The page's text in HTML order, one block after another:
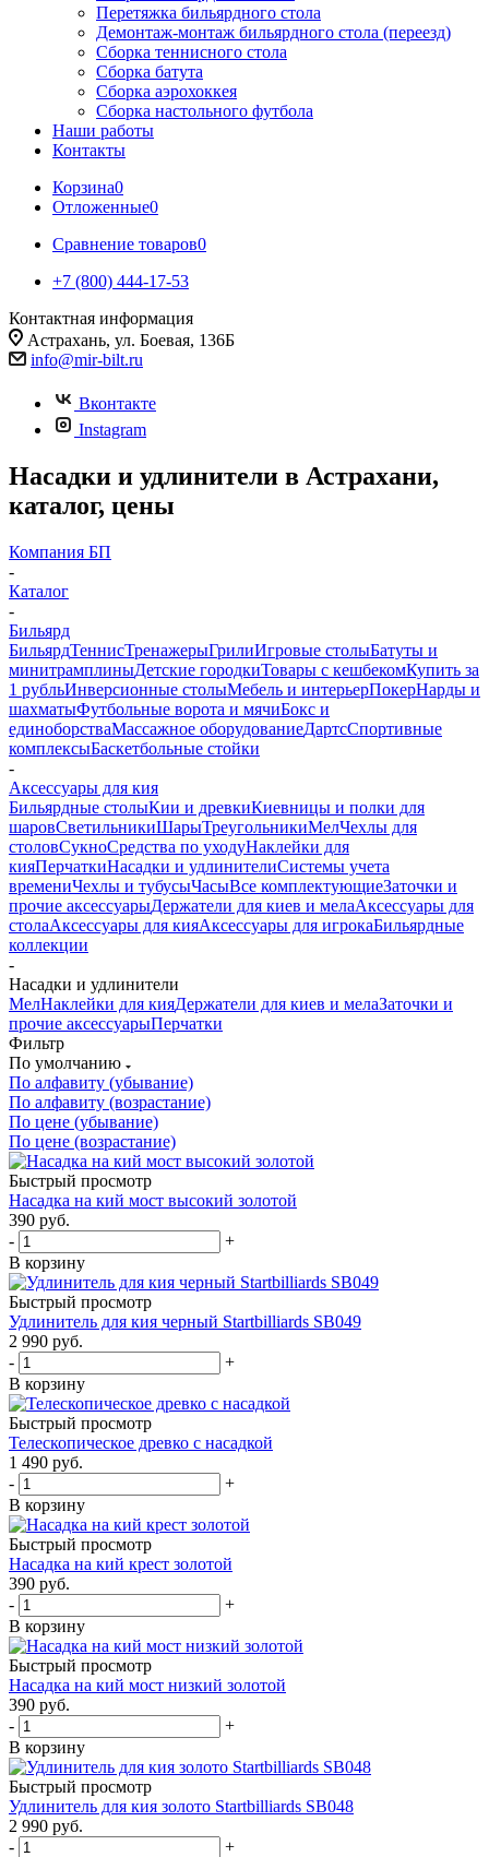
Перетяжка бильярдного стола
Демонтаж-монтаж бильярдного стола (переезд)
Сборка теннисного стола
Сборка батута
Сборка аэрохоккея
Сборка настольного футбола
Наши работы
Контакты
Корзина0
Отложенные0
Сравнение товаров0
+7 (800) 444-17-53
Контактная информация
Астрахань, ул. Боевая, 136Б
info@mir-bilt.ru
Вконтакте
Instagram
Насадки и удлинители в Астрахани,
каталог, цены
Компания БП
-
Каталог
-
Бильярд
БильярдТеннисТренажерыГрилиИгровые столыБатуты и
минитрамплиныДетские городкиТовары с кешбекомКупить за
1 рубльИнверсионные столыМебель и интерьерПокерНарды и
шахматыФутбольные ворота и мячиБокс и
единоборстваМассажное оборудованиеДартсСпортивные
комплексыБаскетбольные стойки
-
Аксессуары для кия
Бильярдные столыКии и древкиКиевницы и полки для
шаровСветильникиШарыТреугольникиМелЧехлы для
столовСукноСредства по уходуНаклейки для
кияПерчаткиНасадки и удлинителиСистемы учета
времениЧехлы и тубусыЧасыВсе комплектующиеЗаточки и
прочие аксессуарыДержатели для киев и мелаАксессуары для
столаАксессуары для кияАксессуары для игрокаБильярдные
коллекции
-
Насадки и удлинители
МелНаклейки для кияДержатели для киев и мелаЗаточки и
прочие аксессуарыПерчатки
Фильтр
По умолчанию
По алфавиту (убывание)
По алфавиту (возрастание)
По цене (убывание)
По цене (возрастание)
Быстрый просмотр
Насадка на кий мост высокий золотой
390 руб.
-
+
В корзину
Быстрый просмотр
Удлинитель для кия черный Startbilliards SB049
2 990 руб.
-
+
В корзину
Быстрый просмотр
Телескопическое древко с насадкой
1 490 руб.
-
+
В корзину
Быстрый просмотр
Насадка на кий крест золотой
390 руб.
-
+
В корзину
Быстрый просмотр
Насадка на кий мост низкий золотой
390 руб.
-
+
В корзину
Быстрый просмотр
Удлинитель для кия золото Startbilliards SB048
2 990 руб.
-
+